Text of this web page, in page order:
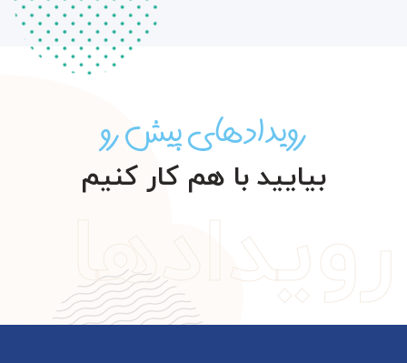
رویدادها
رویدادهای پیش رو
بیایید با هم کار کنیم